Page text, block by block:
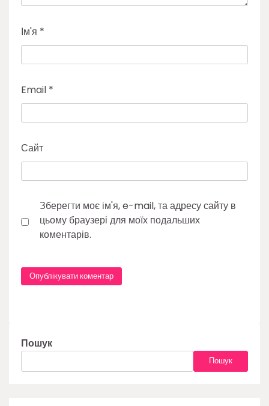
Ім'я *
Email *
Сайт
Зберегти моє ім'я, e-mail, та адресу сайту в
цьому браузері для моїх подальших
коментарів.
Пошук
Пошук